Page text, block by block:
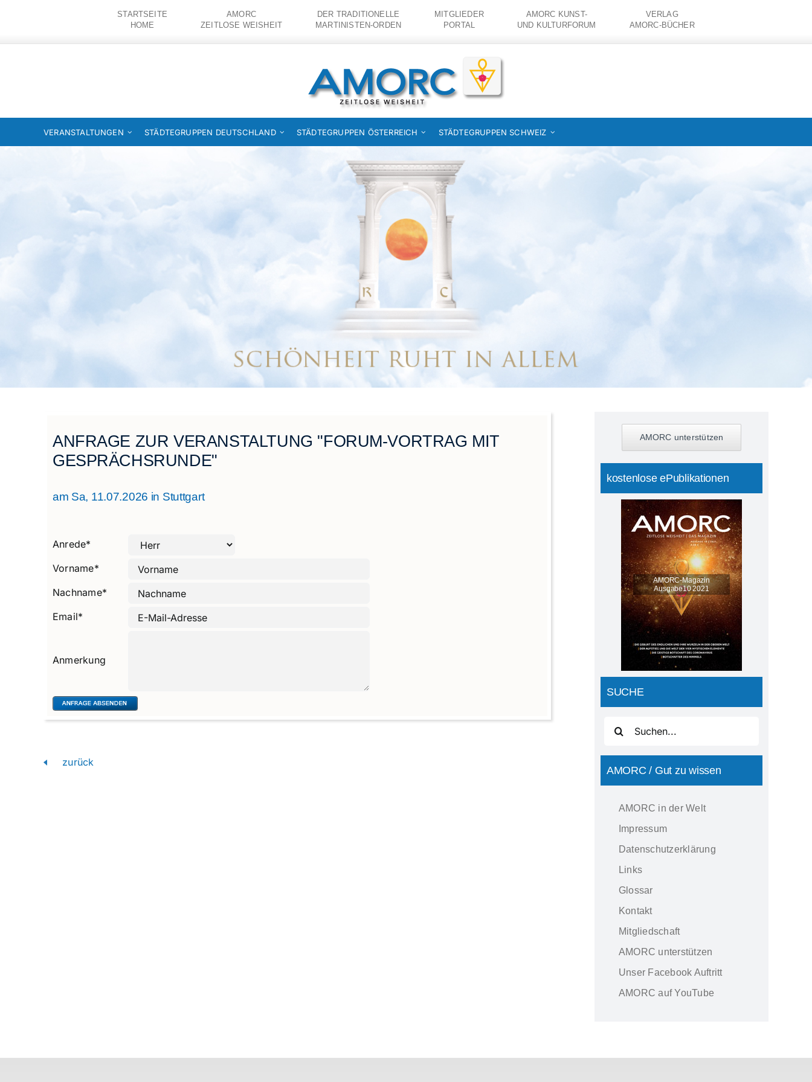
STARTSEITE
HOME
AMORC
ZEITLOSE WEISHEIT
DER TRADITIONELLE
MARTINISTEN-ORDEN
MITGLIEDER
PORTAL
AMORC KUNST-
UND KULTURFORUM
VERLAG
AMORC-BÜCHER
VERANSTALTUNGEN STÄDTEGRUPPEN DEUTSCHLAND STÄDTEGRUPPEN ÖSTERREICH STÄDTEGRUPPEN SCHWEIZ
ANFRAGE ZUR VERANSTALTUNG "FORUM-VORTRAG MIT
GESPRÄCHSRUNDE"
am Sa, 11.07.2026 in Stuttgart
Anrede*
Vorname*
Nachname*
Email*
Anmerkung
zurück
AMORC unterstützen
kostenlose ePublikationen
AMORC-Magazin
Ausgabe10 2021
SUCHE
nach:
AMORC / Gut zu wissen
AMORC in der Welt
Impressum
Datenschutzerklärung
Links
Glossar
Kontakt
Mitgliedschaft
AMORC unterstützen
Unser Facebook Auftritt
AMORC auf YouTube